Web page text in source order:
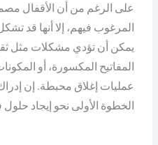
على الرغم من أن الأقفال
المرغوب فيهم، إلا أنها قد
يمكن أن تؤدي مشكلات مثل
المفاتيح المكسورة، أو
عمليات إغلاق محبطة. إن
الخطوة الأولى نحو إيجاد حلول